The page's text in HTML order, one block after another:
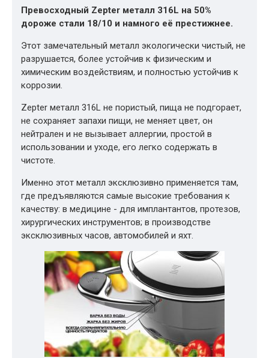
Превосходный Zepter металл 316L на 50%
дороже стали 18/10 и намного её престижнее.
Этот замечательный металл экологически чистый, не
разрушается, более устойчив к физическим и
химическим воздействиям, и полностью устойчив к
коррозии.
Zepter металл 316L не пористый, пища не подгорает,
не сохраняет запахи пищи, не меняет цвет, он
нейтрален и не вызывает аллергии, простой в
использовании и уходе, его легко содержать в
чистоте.
Именно этот металл эксклюзивно применяется там,
где предъявляются самые высокие требования к
качеству: в медицине - для имплантантов, протезов,
хирургических инструментов; в производстве
эксклюзивных часов, автомобилей и яхт.